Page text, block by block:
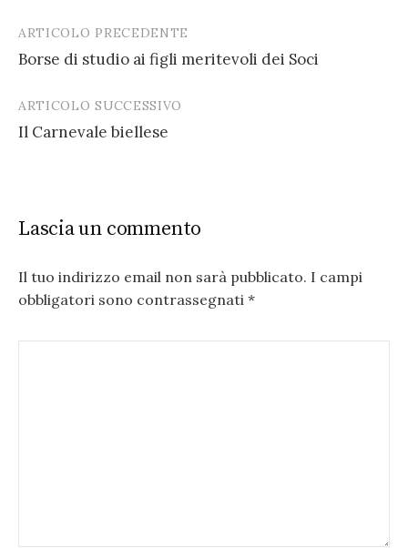
Post
navigation
ARTICOLO PRECEDENTE
Borse di studio ai figli meritevoli dei Soci
ARTICOLO SUCCESSIVO
Il Carnevale biellese
Lascia un commento
Il tuo indirizzo email non sarà pubblicato. I campi
obbligatori sono contrassegnati *